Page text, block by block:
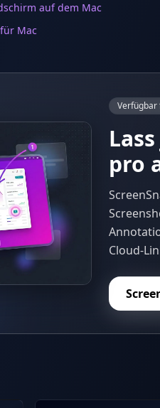
auf dem Mac
Mac
Verfügbar
pro
Cloud-